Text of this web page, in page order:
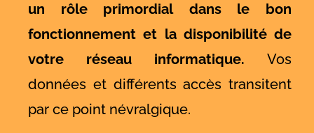
un rôle primordial
dans le bon
fonctionnement et la disponibilité de
votre réseau informatique. Vos
données et différents accès transitent
par ce point névralgique.